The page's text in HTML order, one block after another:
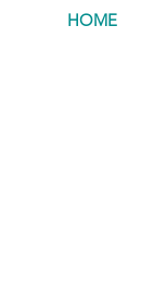
HOME